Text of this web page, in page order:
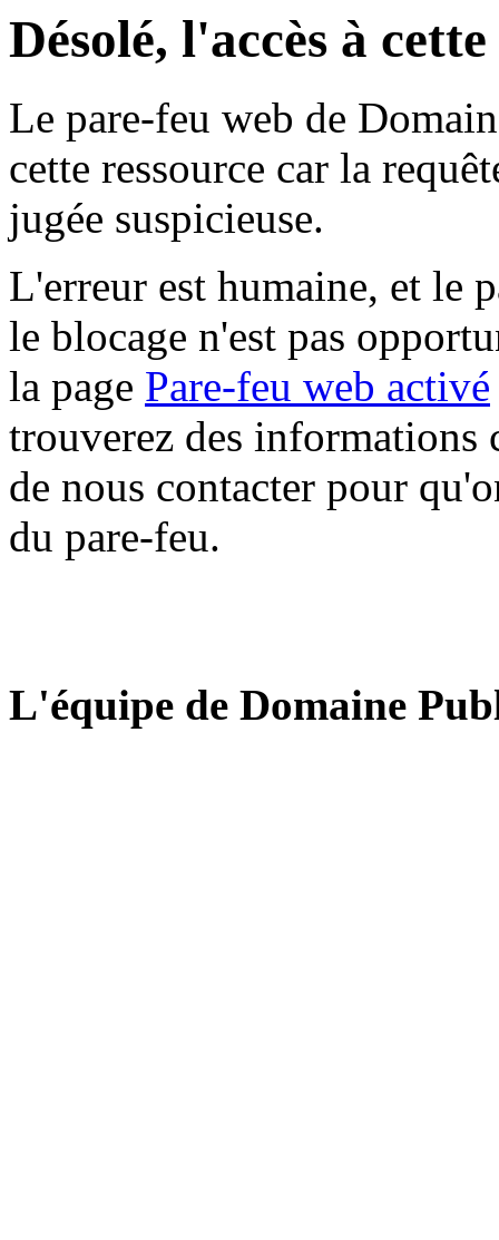
Désolé, l'accès à
Le pare-feu web de
cette ressource car la
jugée suspicieuse.
L'erreur est humaine, et le
le blocage n'est pas
la page Pare-feu web activé
trouverez des informations
de nous contacter pour
du pare-feu.
L'équipe de Domaine